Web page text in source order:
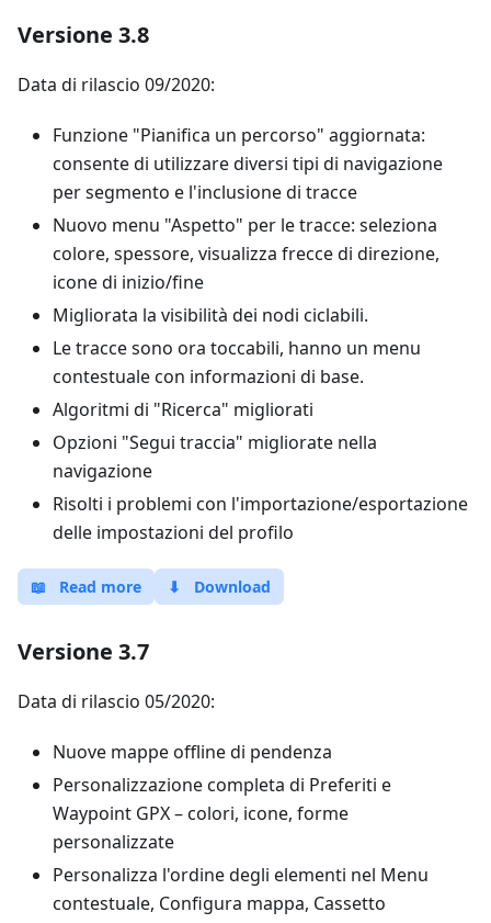
Versione 3.8
Data di rilascio 09/2020:
Funzione "Pianifica un percorso" aggiornata:
consente di utilizzare diversi tipi di navigazione
per segmento e l'inclusione di tracce
Nuovo menu "Aspetto" per le tracce: seleziona
colore, spessore, visualizza frecce di direzione,
icone di inizio/fine
Migliorata la visibilità dei nodi ciclabili.
Le tracce sono ora toccabili, hanno un menu
contestuale con informazioni di base.
Algoritmi di "Ricerca" migliorati
Opzioni "Segui traccia" migliorate nella
navigazione
Risolti i problemi con l'importazione/esportazione
delle impostazioni del profilo
📖 Read more ⬇ Download
Versione 3.7
Data di rilascio 05/2020:
Nuove mappe offline di pendenza
Personalizzazione completa di Preferiti e
Waypoint GPX – colori, icone, forme
personalizzate
Personalizza l'ordine degli elementi nel Menu
contestuale, Configura mappa, Cassetto